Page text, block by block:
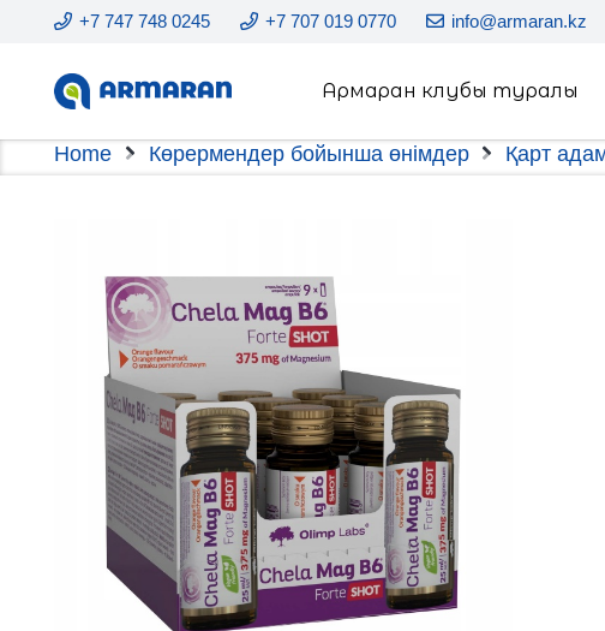
+7 747 748 0245 +7 707 019 0770 info@armaran.kz
Армаран клубы туралы
Home Көрермендер бойынша өнімдер Қарт